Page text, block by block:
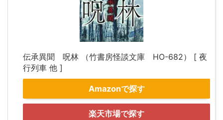
伝承異聞 呪林 （竹書房怪談文庫 HO-682） [ 夜
行列車 他 ]
Amazonで探す
楽天市場で探す